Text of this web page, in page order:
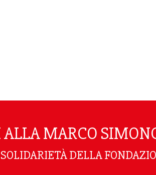
MARCO
DELLA